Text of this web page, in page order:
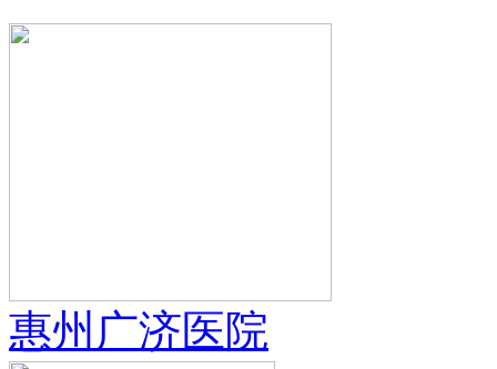
惠州广济医院